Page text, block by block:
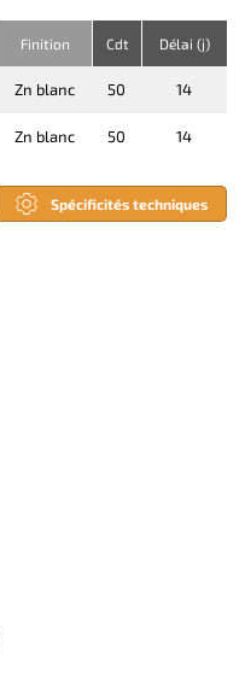
Finition Cdt Délai (j)
Zn blanc 50 14
Zn blanc 50 14
Spécificités techniques